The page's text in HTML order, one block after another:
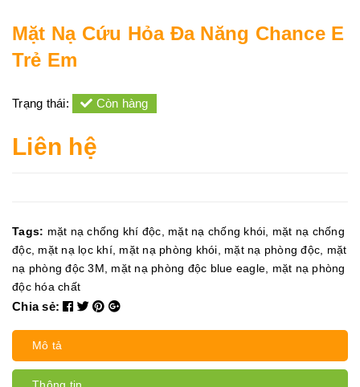
Mặt Nạ Cứu Hỏa Đa Năng Chance E
Trẻ Em
Trạng thái: Còn hàng
Liên hệ
Tags: mặt nạ chống khí độc mặt nạ chống khói
mặt nạ chống
độc, mặt nạ lọc khí, mặt nạ phòng khói mặt nạ phòng độc
mặt
nạ phòng độc 3M
mặt nạ phòng độc blue eagle
mặt nạ phòng
độc hóa chất
Chia sẻ:
Mô tả